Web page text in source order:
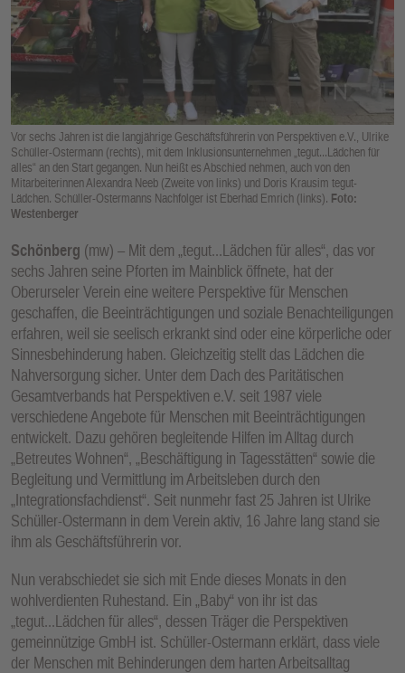
Vor sechs Jahren ist die langjährige Geschäftsführerin von Perspektiven e.V., Ulrike
Schüller-Ostermann (rechts), mit dem Inklusionsunternehmen „tegut...Lädchen für
alles“ an den Start gegangen. Nun heißt es Abschied nehmen, auch von den
Mitarbeiterinnen Alexandra Neeb (Zweite von links) und Doris Krausim tegut-
Lädchen. Schüller-Ostermanns Nachfolger ist Eberhad Emrich (links). Foto:
Westenberger
Schönberg (mw) – Mit dem „tegut...Lädchen für alles“, das vor
sechs Jahren seine Pforten im Mainblick öffnete, hat der
Oberurseler Verein eine weitere Perspektive für Menschen
geschaffen, die Beeinträchtigungen und soziale Benachteiligungen
erfahren, weil sie seelisch erkrankt sind oder eine körperliche oder
Sinnesbehinderung haben. Gleichzeitig stellt das Lädchen die
Nahversorgung sicher. Unter dem Dach des Paritätischen
Gesamtverbands hat Perspektiven e.V. seit 1987 viele
verschiedene Angebote für Menschen mit Beeinträchtigungen
entwickelt. Dazu gehören begleitende Hilfen im Alltag durch
„Betreutes Wohnen“, „Beschäftigung in Tagesstätten“ sowie die
Begleitung und Vermittlung im Arbeitsleben durch den
„Integrationsfachdienst“. Seit nunmehr fast 25 Jahren ist Ulrike
Schüller-Ostermann in dem Verein aktiv, 16 Jahre lang stand sie
ihm als Geschäftsführerin vor.
Nun verabschiedet sie sich mit Ende dieses Monats in den
wohlverdienten Ruhestand. Ein „Baby“ von ihr ist das
„tegut...Lädchen für alles“, dessen Träger die Perspektiven
gemeinnützige GmbH ist. Schüller-Ostermann erklärt, dass viele
der Menschen mit Behinderungen dem harten Arbeitsalltag
E